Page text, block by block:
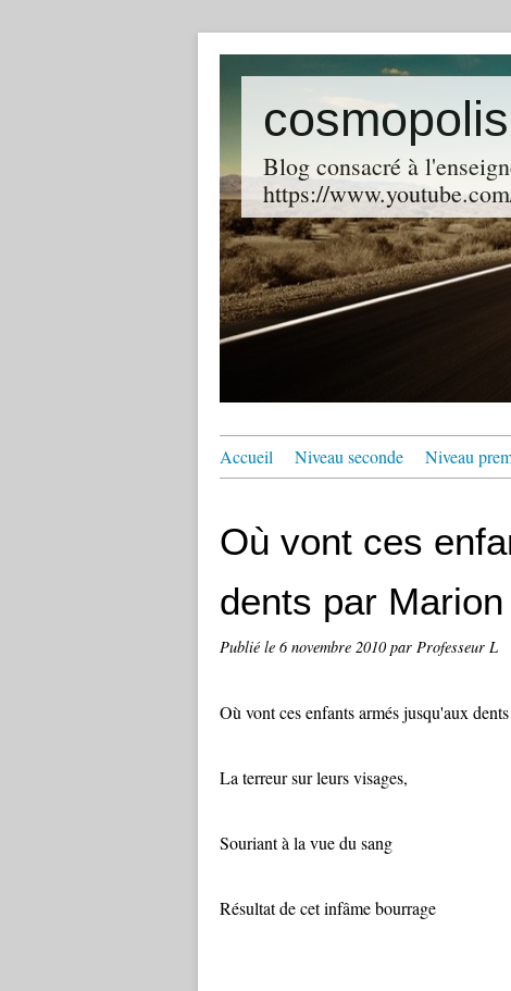
cosmopolis
Blog consacré à
https://
Accueil Niveau seconde Niveau
Où vont ces
dents par
Publié le 6 novembre 2010par Professeur L
Où vont ces enfants armés jusqu'aux
La terreur sur leurs visages,
Souriant à la vue du sang
Résultat de cet infâme bourrage